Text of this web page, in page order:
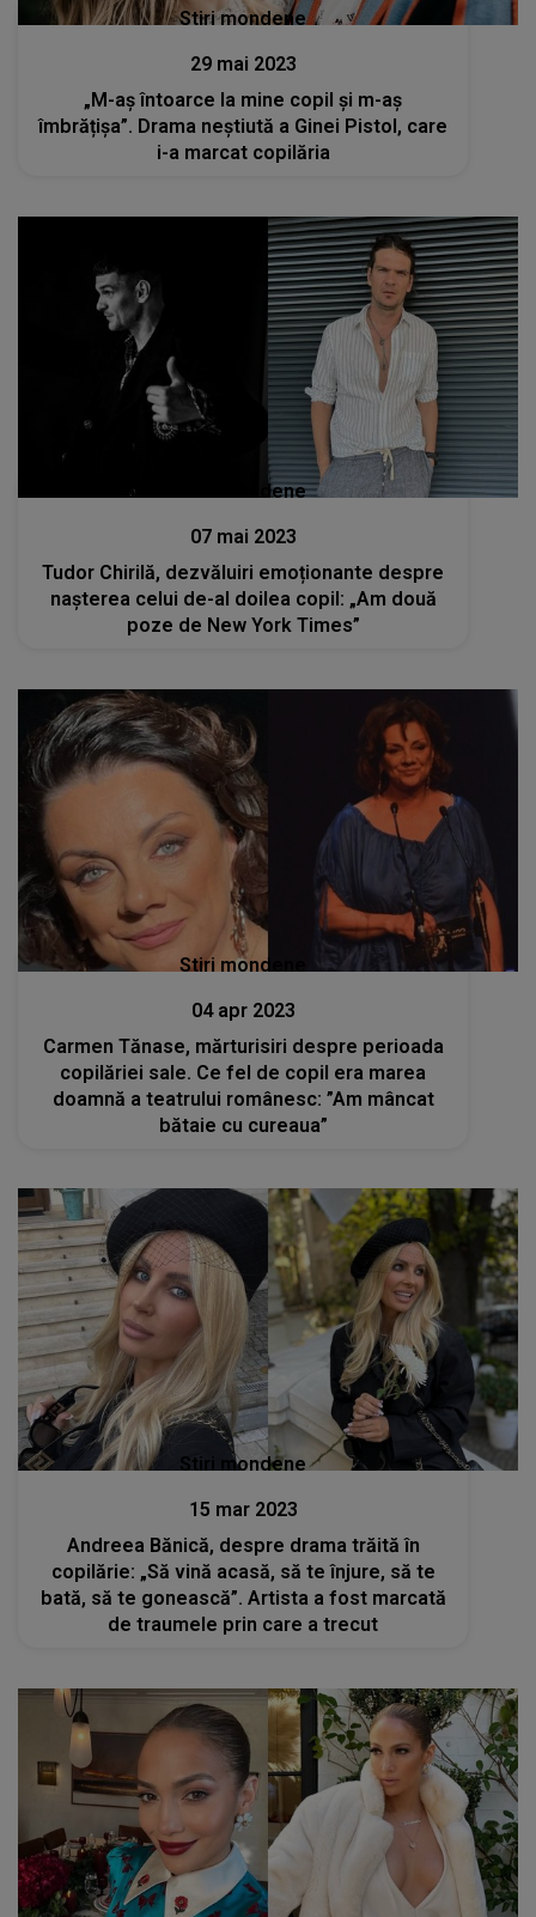
Stiri mondene
29 mai 2023
„M-aș întoarce la mine copil și m-aș
îmbrățișa”. Drama neștiută a Ginei Pistol, care
i-a marcat copilăria
Stiri mondene
07 mai 2023
Tudor Chirilă, dezvăluiri emoționante despre
nașterea celui de-al doilea copil: „Am două
poze de New York Times”
Stiri mondene
04 apr 2023
Carmen Tănase, mărturisiri despre perioada
copilăriei sale. Ce fel de copil era marea
doamnă a teatrului românesc: ”Am mâncat
bătaie cu cureaua”
Stiri mondene
15 mar 2023
Andreea Bănică, despre drama trăită în
copilărie: „Să vină acasă, să te înjure, să te
bată, să te gonească”. Artista a fost marcată
de traumele prin care a trecut